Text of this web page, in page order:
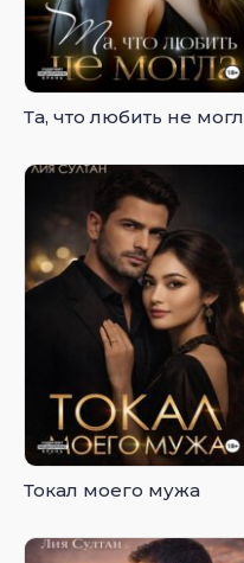
Та, что любить не
Токал моего мужа